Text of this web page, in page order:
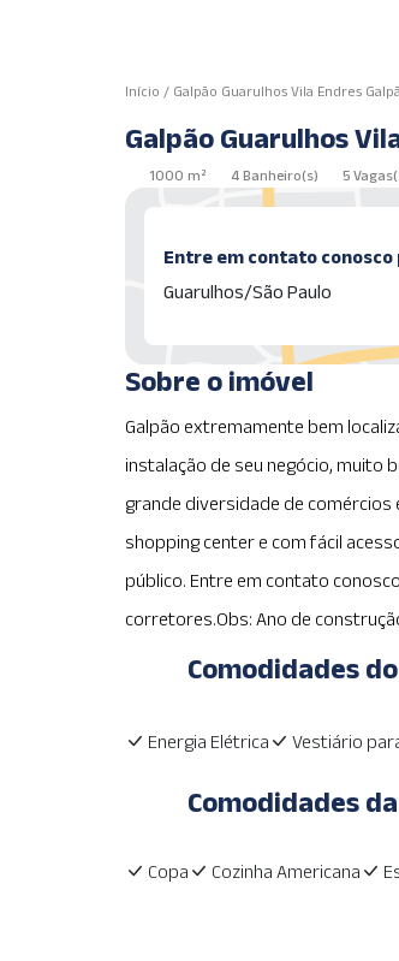
Início / Galpão Guarulhos Vila Endres
Galpão Guarulhos
1000 m² 4 Banheiro(s) 5
Entre em contato
Guarulhos/São Paulo
Sobre o imóvel
Galpão extremamente bem
instalação de seu negócio, muito
grande diversidade de comércios
shopping center e com fácil
público. Entre em contato
corretores.Obs: Ano de
Comodidades
Energia Elétrica Vestiário
Comodidades
Copa Cozinha Americana